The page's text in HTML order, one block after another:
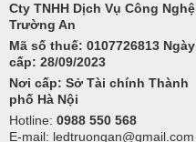
Cty TNHH Dịch Vụ Công Nghệ
Trường An
Mã số thuế: 0107726813 Ngày
cấp: 28/09/2023
Nơi cấp: Sở Tài chính Thành
phố Hà Nội
Hotline: 0988 550 568
E-mail: ledtruongan@gmail.com